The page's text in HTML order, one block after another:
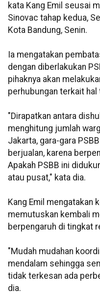
kata Kang Emil seusai
Sinovac tahap kedua,
Kota Bandung, Senin.
Ia mengatakan
dengan diberlakukan
pihaknya akan
perhubungan terkait
"Dirapatkan antara
menghitung jumlah
Jakarta, gara-gara
berjualan, karena
Apakah PSBB ini
atau pusat," kata dia.
Kang Emil mengatakan
memutuskan kembali
berpengaruh di tingkat
"Mudah mudahan
mendalam sehingga
tidak terkesan ada
dia.